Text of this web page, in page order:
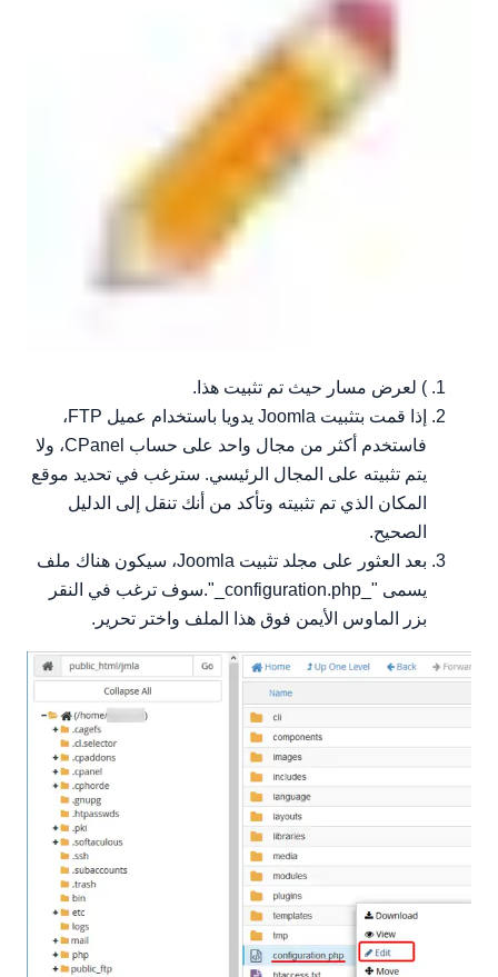
) لعرض مسار حيث تم تثبيت هذا.
إذا قمت بتثبيت Joomla يدويا باستخدام عميل FTP،
فاستخدم أكثر من مجال واحد على حساب CPanel، ولا
يتم تثبيته على المجال الرئيسي. سترغب في تحديد موقع
المكان الذي تم تثبيته وتأكد من أنك تنقل إلى الدليل
الصحيح.
بعد العثور على مجلد تثبيت Joomla، سيكون هناك ملف
يسمى "_configuration.php_".سوف ترغب في النقر
بزر الماوس الأيمن فوق هذا الملف واختر تحرير.